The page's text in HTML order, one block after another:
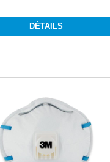
DÉTAILS